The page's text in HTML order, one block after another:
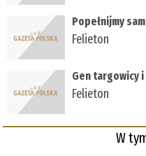
Popełnijmy
Felieton
Gen targowicy
Felieton
W